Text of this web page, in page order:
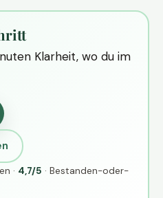
Klarheit, wo du im
· 4,7/5 · Bestanden-oder-